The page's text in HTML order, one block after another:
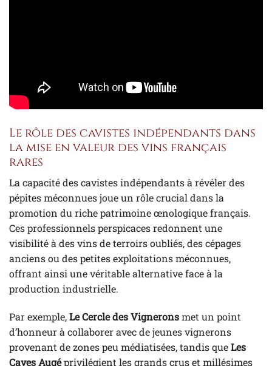
Le rôle des cavistes indépendants dans
la mise en valeur des vins français
rares
La capacité des cavistes indépendants à révéler des
pépites méconnues joue un rôle crucial dans la
promotion du riche patrimoine œnologique français.
Ces professionnels perspicaces redonnent une
visibilité à des vins de terroirs oubliés, des cépages
anciens ou des petites exploitations méconnues,
offrant ainsi une véritable alternative face à la
production industrielle.
Par exemple,Le Cercle des Vigneronsmet un point
d’honneur à collaborer avec de jeunes vignerons
provenant de zones peu médiatisées, tandis queLes
Caves Augéprivilégient les grands crus et millésimes